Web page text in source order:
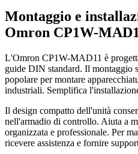
Montaggio e
Omron CP1W-
L'Omron CP1W-MAD11 è
guide DIN standard. Il montaggio
popolare per montare
industriali. Semplifica
Il design compatto dell'unità
nell'armadio di controllo. Aiuta a
organizzata e professionale. Per
ricevere assistenza e fornire